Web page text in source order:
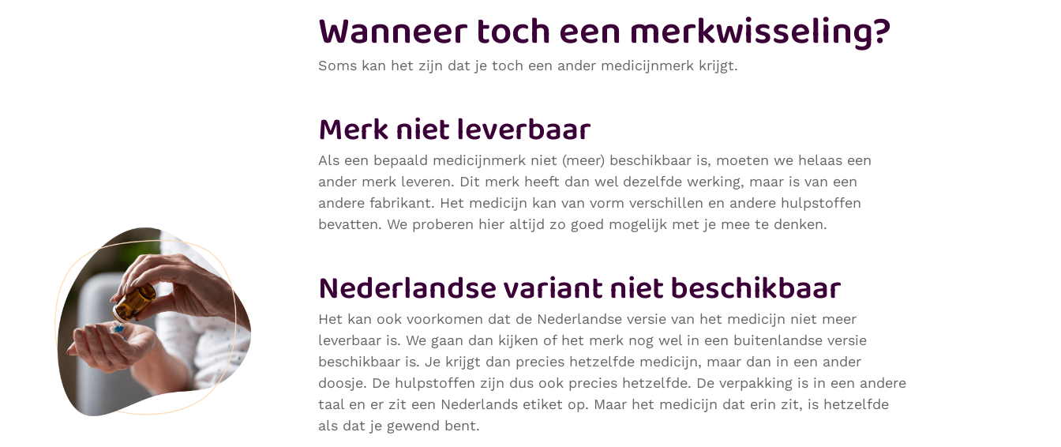
Wanneer toch een merkwisseling?
Soms kan het zijn dat je toch een ander medicijnmerk krijgt.
Merk niet leverbaar
Als een bepaald medicijnmerk niet (meer) beschikbaar is, moeten we helaas een
ander merk leveren. Dit merk heeft dan wel dezelfde werking, maar is van een
andere fabrikant. Het medicijn kan van vorm verschillen en andere hulpstoffen
bevatten. We proberen hier altijd zo goed mogelijk met je mee te denken.
Nederlandse variant niet beschikbaar
Het kan ook voorkomen dat de Nederlandse versie van het medicijn niet meer
leverbaar is. We gaan dan kijken of het merk nog wel in een buitenlandse versie
beschikbaar is. Je krijgt dan precies hetzelfde medicijn, maar dan in een ander
doosje. De hulpstoffen zijn dus ook precies hetzelfde. De verpakking is in een andere
taal en er zit een Nederlands etiket op. Maar het medicijn dat erin zit, is hetzelfde
als dat je gewend bent.